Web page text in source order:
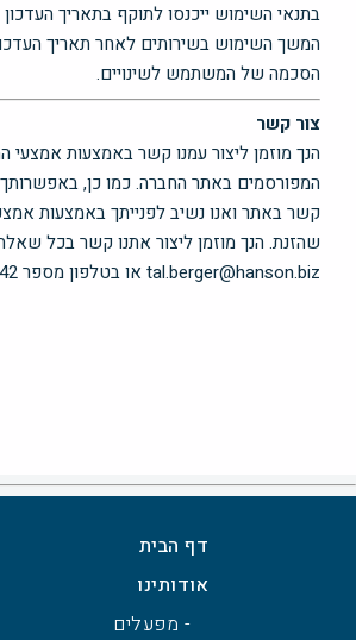
בתנאי השימוש ייכנסו לתוקף בתאריך
המשך השימוש בשירותים לאחר תאריך
הסכמה של המשתמש לשינויים.
צור קשר
הנך מוזמן ליצור עמנו קשר באמצעות אמצעי
המפורסמים באתר החברה. כמו כן,
קשר באתר ואנו נשיב לפנייתך באמצעות
שהזנת. הנך מוזמן ליצור אתנו קשר בכל
tal.berger@hanson.biz או בטלפון מספר 03-5764242.
דף הבית
אודותינו
- מפעלים